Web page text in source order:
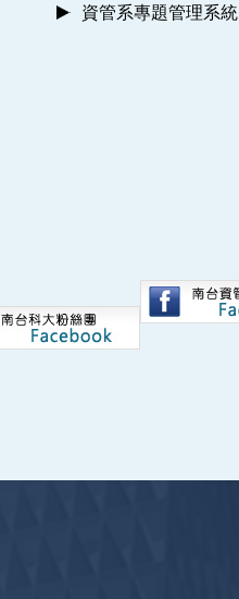
資管系專題管理系統